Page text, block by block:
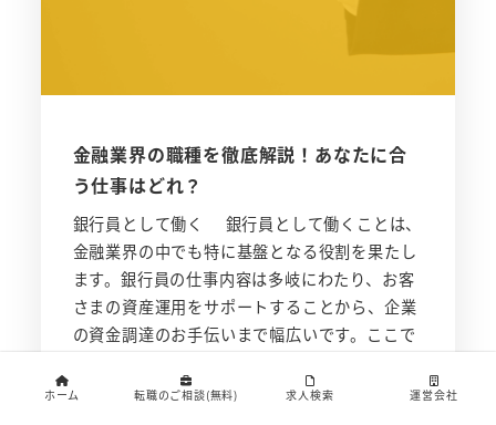
金融業界の職種を徹底解説！あなたに合
う仕事はどれ？
銀行員として働く 銀行員として働くことは、
金融業界の中でも特に基盤となる役割を果たし
ます。銀行員の仕事内容は多岐にわたり、お客
さまの資産運用をサポートすることから、企業
の資金調達のお手伝いまで幅広いです。ここで
ホーム 転職のご相談(無料) 求人検索 運営会社